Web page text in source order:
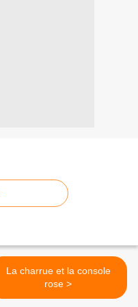
La charrue et la console
rose >